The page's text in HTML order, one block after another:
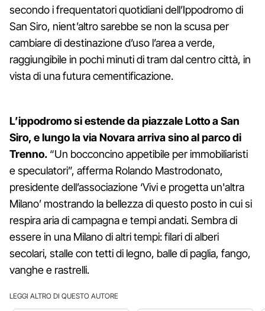
secondo i frequentatori quotidiani dell’Ippodromo di
San Siro, nient’altro sarebbe se non la scusa per
cambiare di destinazione d’uso l’area a verde,
raggiungibile in pochi minuti di tram dal centro città, in
vista di una futura cementificazione.
L’ippodromo si estende da piazzale Lotto a San
Siro, e lungo la via Novara arriva sino al parco di
Trenno. “Un bocconcino appetibile per immobiliaristi
e speculatori”, afferma Rolando Mastrodonato,
presidente dell’associazione ‘Vivi e progetta un'altra
Milano’ mostrando la bellezza di questo posto in cui si
respira aria di campagna e tempi andati. Sembra di
essere in una Milano di altri tempi: filari di alberi
secolari, stalle con tetti di legno, balle di paglia, fango,
vanghe e rastrelli.
LEGGI ALTRO DI QUESTO AUTORE